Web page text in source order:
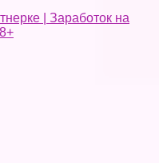
| Заработок на